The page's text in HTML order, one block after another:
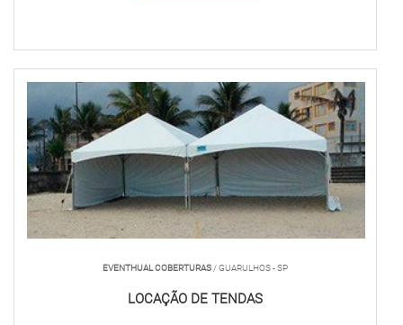
EVENTHUAL COBERTURAS / GUARULHOS - SP
LOCAÇÃO DE TENDAS